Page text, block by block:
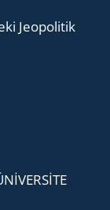
Jeopolitik